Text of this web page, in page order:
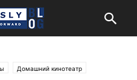
Домашний кинотеатр